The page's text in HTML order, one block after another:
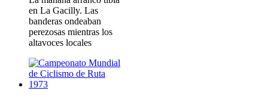
en La Gacilly. Las
banderas ondeaban
perezosas mientras los
altavoces locales